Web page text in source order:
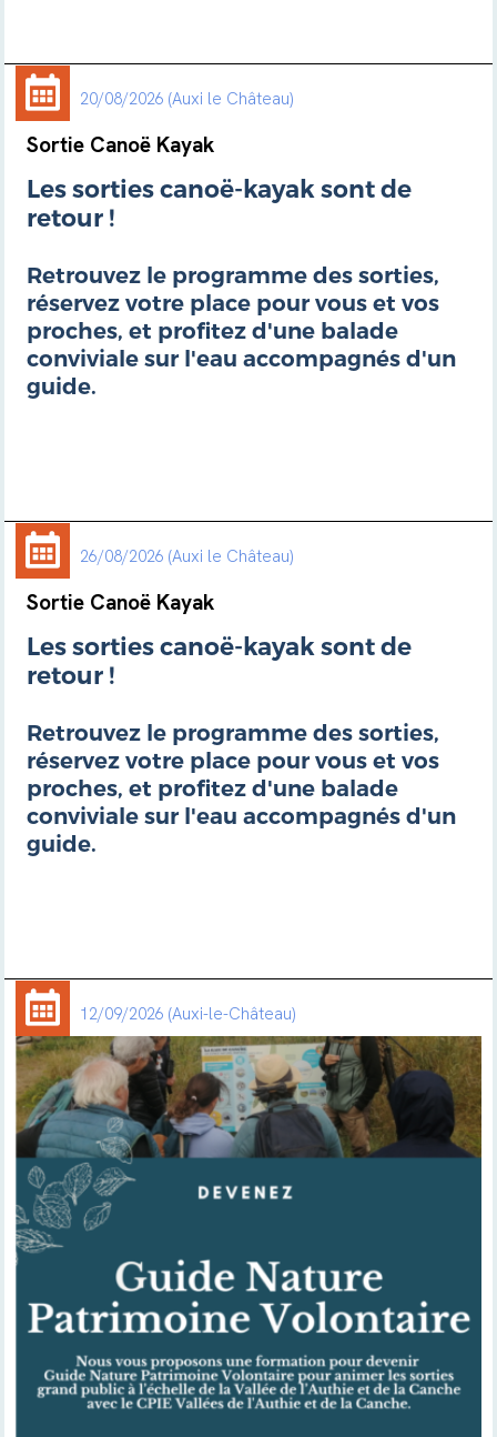
20/08/2026 Auxi le Château
Sortie Canoë Kayak
Les sorties canoë-kayak sont de
retour !
Retrouvez le programme des sorties,
réservez votre place pour vous et vos
proches, et profitez d'une balade
conviviale sur l'eau accompagnés d'un
guide.
26/08/2026 Auxi le Château
Sortie Canoë Kayak
Les sorties canoë-kayak sont de
retour !
Retrouvez le programme des sorties,
réservez votre place pour vous et vos
proches, et profitez d'une balade
conviviale sur l'eau accompagnés d'un
guide.
12/09/2026 Auxi-le-Château